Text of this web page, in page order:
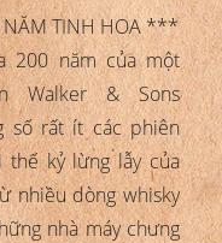
TINH HOA ***
200 năm của một
Walker & Sons
số rất ít các phiên
thế kỷ lừng lẫy của
nhiều dòng whisky
nhà máy chưng